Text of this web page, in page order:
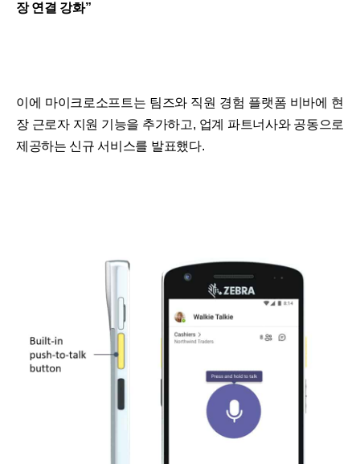
장 연결 강화”
이에 마이크로소프트는 팀즈와 직원 경험 플랫폼 비바에 현
장 근로자 지원 기능을 추가하고, 업계 파트너사와 공동으로
제공하는 신규 서비스를 발표했다.